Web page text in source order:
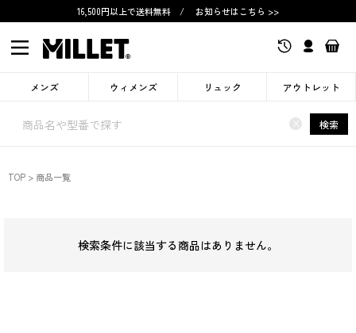
16,500円以上で送料無料 / お知らせはこちら >>
メンズ ウィメンズ リュック アウトレット
× 検索
TOP 商品一覧
検索条件に該当する商品はありません。